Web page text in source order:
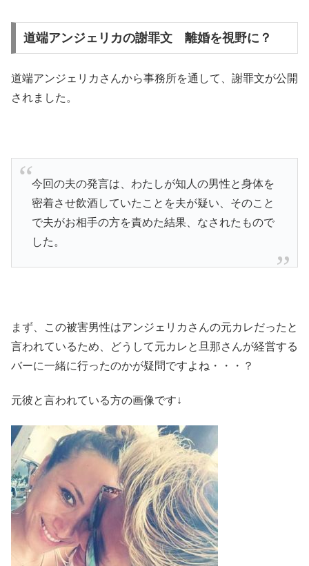
道端アンジェリカの謝罪文 離婚を視野に？
道端アンジェリカさんから事務所を通して、謝罪文が公開
されました。
今回の夫の発言は、わたしが知人の男性と身体を
密着させ飲酒していたことを夫が疑い、そのこと
で夫がお相手の方を責めた結果、なされたもので
した。
まず、この被害男性はアンジェリカさんの元カレだったと
言われているため、どうして元カレと旦那さんが経営する
バーに一緒に行ったのかが疑問ですよね・・・？
元彼と言われている方の画像です↓